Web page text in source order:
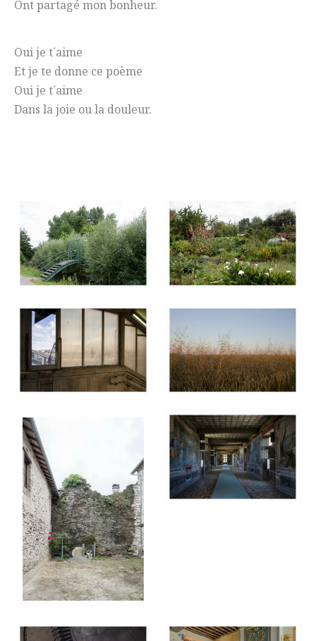
Ont partagé mon bonheur.
Oui je t´aime
Et je te donne ce poème
Oui je t´aime
Dans la joie ou la douleur.